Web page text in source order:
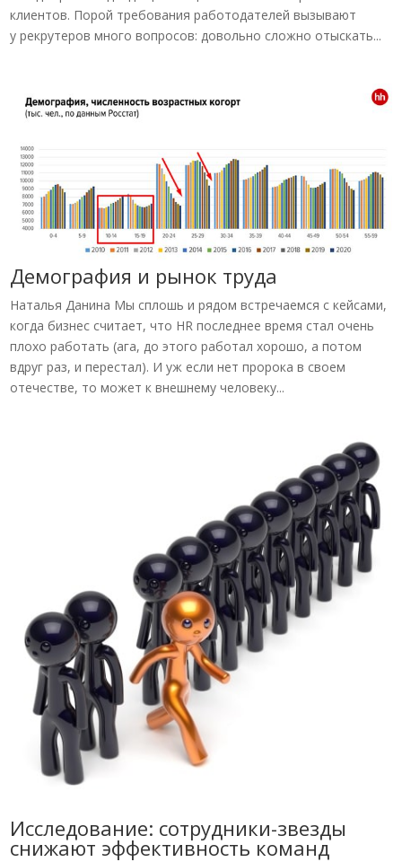
клиентов. Порой требования работодателей вызывают
у рекрутеров много вопросов: довольно сложно отыскать...
Демография и рынок труда
Наталья Данина Мы сплошь и рядом встречаемся с кейсами,
когда бизнес считает, что HR последнее время стал очень
плохо работать (ага, до этого работал хорошо, а потом
вдруг раз, и перестал). И уж если нет пророка в своем
отечестве, то может к внешнему человеку...
Исследование: сотрудники-звезды
снижают эффективность команд